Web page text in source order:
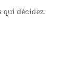
qui décidez.